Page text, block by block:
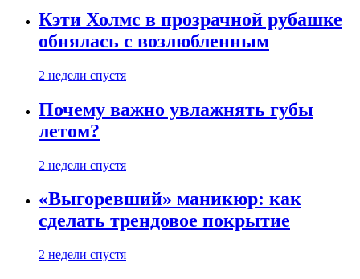
Кэти Холмс в прозрачной рубашке
обнялась с возлюбленным
2 недели спустя
Почему важно увлажнять губы
летом?
2 недели спустя
«Выгоревший» маникюр: как
сделать трендовое покрытие
2 недели спустя